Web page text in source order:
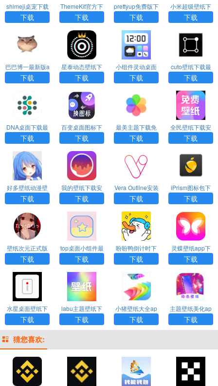
shimeji桌宠下载
中文版
下载
ThemeKit官方下
载
下载
prettyup免费版下
载
下载
小米超级壁纸下
载
下载
巴巴博一最新版a
pp下载
下载
星泰动态壁纸下
载
下载
小组件灵动桌面
下载安装最新版
下载
cuto壁纸下载最
新版
下载
DNA桌面下载最
新版
下载
百变桌面图标下
载
下载
最美主题下载免
费版
下载
全民壁纸下载安
装最新版
下载
好多壁纸动漫壁
纸下载
下载
我的壁纸下载安
装
下载
Vera Outline安装
包下载
下载
iPrism图标包下
载
下载
壁纸次元正式版
下载安装
下载
top桌面小组件最
新版
下载
盼盼鸭倒计时下
载
下载
灵蝶壁纸app下
载安装
下载
水星桌面壁纸下
载安装最新版
下载
labu主题壁纸下
载
下载
小猪壁纸大全ap
p下载
下载
主题壁纸美化ap
p最新下载
下载
猜您喜欢: